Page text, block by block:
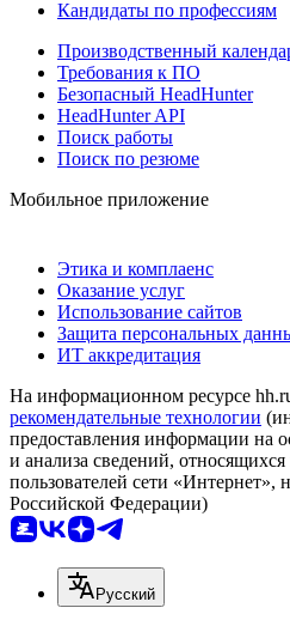
Кандидаты по профессиям
Производственный
Требования к ПО
Безопасный HeadHunter
HeadHunter API
Поиск работы
Поиск по резюме
Мобильное приложение
Этика и комплаенс
Оказание услуг
Использование сайтов
Защита персональных
ИТ аккредитация
На информационном ресурсе
рекомендательные технологии
предоставления информации на
и анализа сведений,
пользователей сети «Интернет»,
Российской Федерации)
Русский